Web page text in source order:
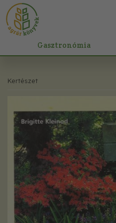
Gasztronómia
Kertészet